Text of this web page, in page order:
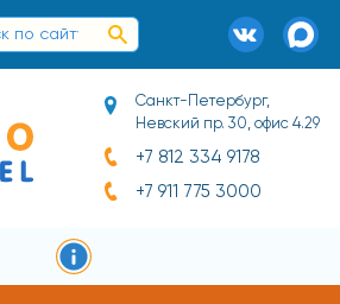
Санкт-Петербург,
Невский пр. 30, офис 4.29
+7 812 334 9178
+7 911 775 3000